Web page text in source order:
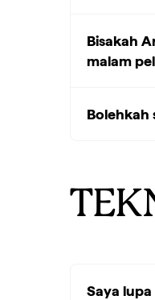
Bisakah
malam
Bolehkah
Saya